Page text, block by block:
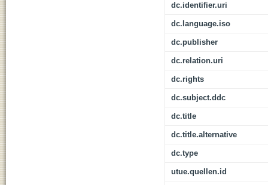
dc.identifier.uri
dc.language.iso
dc.publisher
dc.relation.uri
dc.rights
dc.subject.ddc
dc.title
dc.title.alternative
dc.type
utue.quellen.id